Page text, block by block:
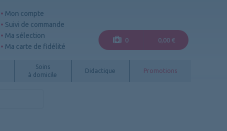
Mon compte
Suivi de commande
Ma sélection
Ma carte de fidélité
0 0,00 €
Soins
à domicile
Didactique Promotions